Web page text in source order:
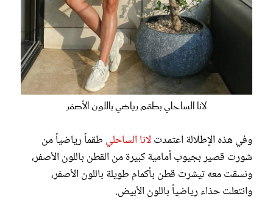
لانا الساحلي بطقم رياضي باللون الأصفر
وفي هذه الإطلالة اعتمدتلانا الساحلي طقماً رياضياً من
شورت قصير بجيوب أمامية كبيرة من القطن باللون الأصفر،
ونسقت معه تيشرت قطن بأكمام طويلة باللون الأصفر،
وانتعلت حذاء رياضياً باللون الأبيض.